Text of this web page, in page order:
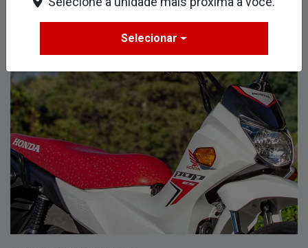
Selecionar